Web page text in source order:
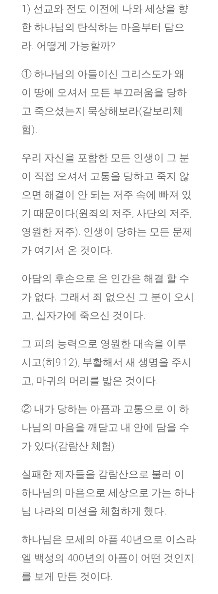
1) 선교와 전도 이전에 나와 세상을 향
한 하나님의 탄식하는 마음부터 담으
라. 어떻게 가능할까?
① 하나님의 아들이신 그리스도가 왜
이 땅에 오셔서 모든 부끄러움을 당하
고 죽으셨는지 묵상해보라(갈보리체
험).
우리 자신을 포함한 모든 인생이 그 분
이 직접 오셔서 고통을 당하고 죽지 않
으면 해결이 안 되는 저주 속에 빠져 있
기 때문이다(원죄의 저주, 사단의 저주,
영원한 저주). 인생이 당하는 모든 문제
가 여기서 온 것이다.
아담의 후손으로 온 인간은 해결 할 수
가 없다. 그래서 죄 없으신 그 분이 오시
고, 십자가에 죽으신 것이다.
그 피의 능력으로 영원한 대속을 이루
시고(히9:12), 부활해서 새 생명을 주시
고, 마귀의 머리를 밟은 것이다.
② 내가 당하는 아픔과 고통으로 이 하
나님의 마음을 깨닫고 내 안에 담을 수
가 있다(감람산 체험)
실패한 제자들을 감람산으로 불러 이
하나님의 마음으로 세상으로 가는 하나
님 나라의 미션을 체험하게 했다.
하나님은 모세의 아픔 40년으로 이스라
엘 백성의 400년의 아픔이 어떤 것인지
를 보게 만든 것이다.